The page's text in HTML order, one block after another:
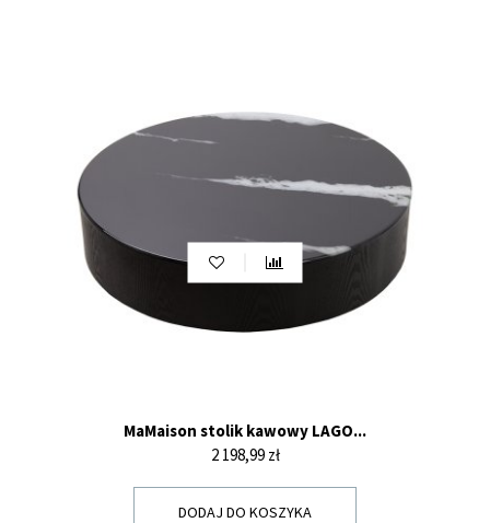
MaMaison stolik kawowy LAGO...
Cena
2 198,99 zł
DODAJ DO KOSZYKA